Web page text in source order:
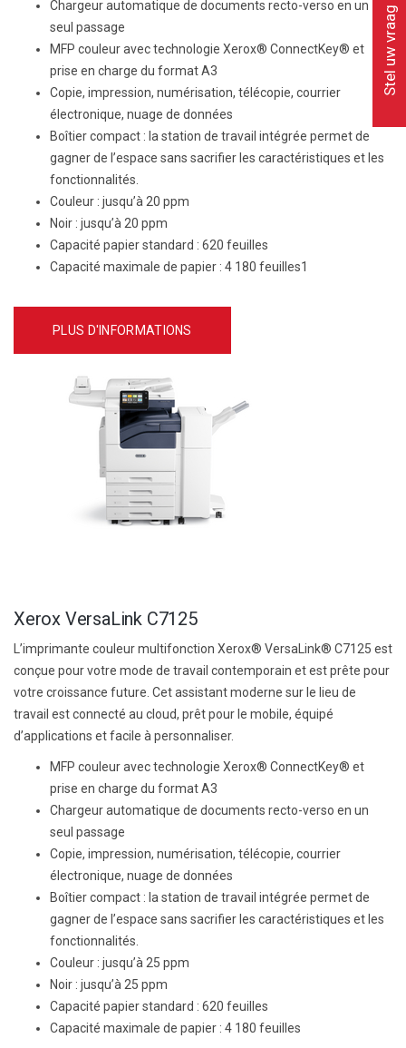
Chargeur automatique de documents recto-verso en un
seul passage
MFP couleur avec technologie Xerox® ConnectKey® et
prise en charge du format A3
Copie, impression, numérisation, télécopie, courrier
électronique, nuage de données
Boîtier compact : la station de travail intégrée permet de
gagner de l’espace sans sacrifier les caractéristiques et les
fonctionnalités.
Couleur : jusqu’à 20 ppm
Noir : jusqu’à 20 ppm
Capacité papier standard : 620 feuilles
Capacité maximale de papier : 4 180 feuilles1
PLUS D'INFORMATIONS
Xerox VersaLink C7125
L’imprimante couleur multifonction Xerox® VersaLink® C7125 est
conçue pour votre mode de travail contemporain et est prête pour
votre croissance future. Cet assistant moderne sur le lieu de
travail est connecté au cloud, prêt pour le mobile, équipé
d’applications et facile à personnaliser.
MFP couleur avec technologie Xerox® ConnectKey® et
prise en charge du format A3
Chargeur automatique de documents recto-verso en un
seul passage
Copie, impression, numérisation, télécopie, courrier
électronique, nuage de données
Boîtier compact : la station de travail intégrée permet de
gagner de l’espace sans sacrifier les caractéristiques et les
fonctionnalités.
Couleur : jusqu’à 25 ppm
Noir : jusqu’à 25 ppm
Capacité papier standard : 620 feuilles
Capacité maximale de papier : 4 180 feuilles
Stel uw vraag